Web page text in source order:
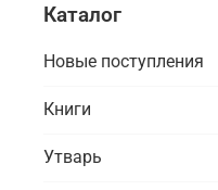
Каталог
Новые поступления
Книги
Утварь